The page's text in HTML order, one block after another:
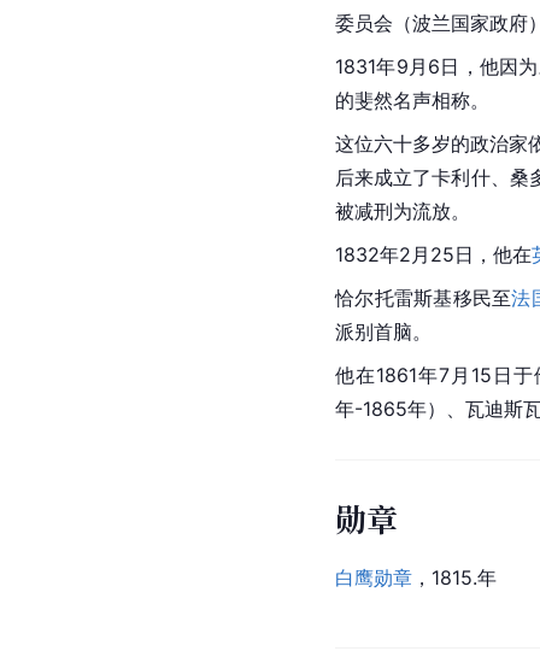
委员会（波兰国家政府
1831年9月6日，他因
的斐然名声相称。
这位六十多岁的政治家
后来成立了卡利什、 桑
被减刑为流放。
1832年2月25日，他在
恰尔托雷斯基移民至法
派别首脑。
他在1861年7月15日
年-1865年）、瓦迪斯
勋章
白鹰勋章 ，1815.年